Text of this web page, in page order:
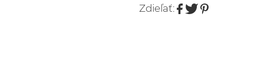
Zdieľať: